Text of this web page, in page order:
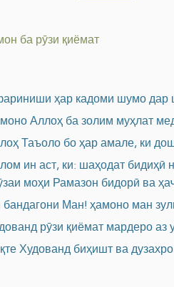
ба рӯзи қиёмат
ҳар кадоми шумо дар
Аллоҳ ба золим муҳлат
Таъоло бо ҳар амале, ки
ин аст, ки: шаҳодат бидиҳӣ
моҳи Рамазон бидорӣ ва
Ман! ҳамоно ман
рӯзи қиёмат мардеро
Худованд биҳишт ва